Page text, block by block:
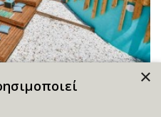
Έκπτωση -30%
×